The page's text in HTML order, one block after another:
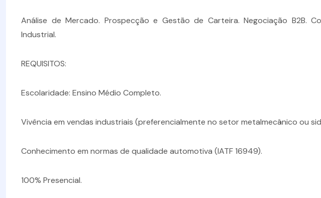
Análise de Mercado. Prospecção e Gestão de Carteira. Negociação B2B.
Industrial.
REQUISITOS:
Escolaridade: Ensino Médio Completo.
Vivência em vendas industriais (preferencialmente no setor metalmecânico ou
Conhecimento em normas de qualidade automotiva (IATF 16949).
100% Presencial.